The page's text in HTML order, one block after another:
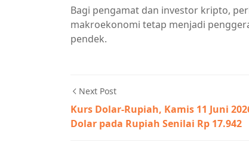
Bagi pengamat dan investor kripto,
makroekonomi tetap menjadi
pendek.
Next Post
Kurs Dolar-Rupiah, Kamis 11 Juni
Dolar pada Rupiah Senilai Rp 17.942